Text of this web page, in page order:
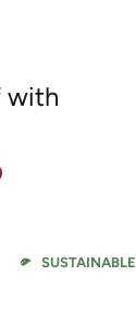
with
SUSTAINABLE